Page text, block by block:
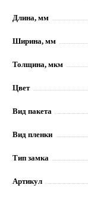
Длина, мм
Ширина, мм
Толщина, мкм
Цвет
Вид пакета
Вид пленки
Тип замка
Артикул